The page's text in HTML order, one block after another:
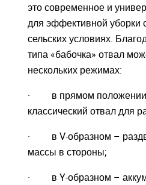
это современное и
для эффективной уборки
сельских условиях.
типа «бабочка» отвал
нескольких режимах:
· в прямом положении
классический отвал для
· в V-образном –
массы в стороны;
· в Y-образном –
Закрыть окно
Закрыть окно